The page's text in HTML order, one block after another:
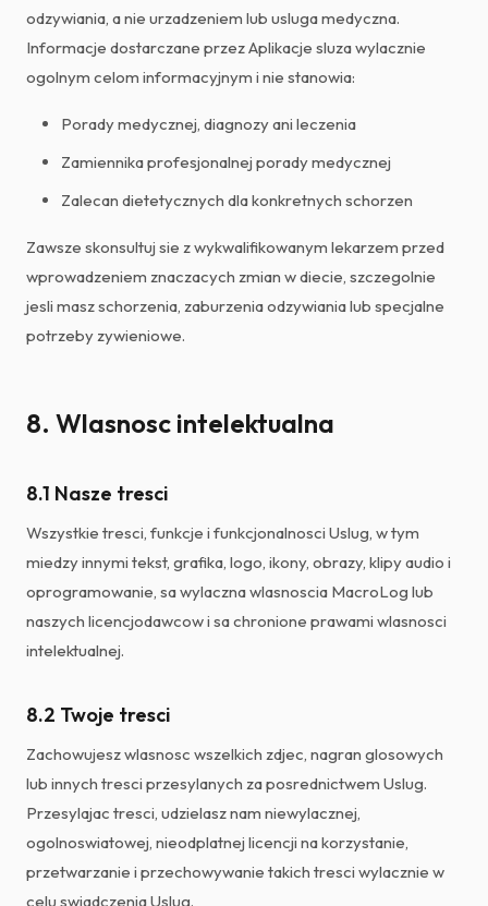
odzywiania, a nie urzadzeniem lub usluga medyczna.
Informacje dostarczane przez Aplikacje sluza wylacznie
ogolnym celom informacyjnym i nie stanowia:
Porady medycznej, diagnozy ani leczenia
Zamiennika profesjonalnej porady medycznej
Zalecan dietetycznych dla konkretnych schorzen
Zawsze skonsultuj sie z wykwalifikowanym lekarzem przed
wprowadzeniem znaczacych zmian w diecie, szczegolnie
jesli masz schorzenia, zaburzenia odzywiania lub specjalne
potrzeby zywieniowe.
8. Wlasnosc intelektualna
8.1 Nasze tresci
Wszystkie tresci, funkcje i funkcjonalnosci Uslug, w tym
miedzy innymi tekst, grafika, logo, ikony, obrazy, klipy audio i
oprogramowanie, sa wylaczna wlasnoscia MacroLog lub
naszych licencjodawcow i sa chronione prawami wlasnosci
intelektualnej.
8.2 Twoje tresci
Zachowujesz wlasnosc wszelkich zdjec, nagran glosowych
lub innych tresci przesylanych za posrednictwem Uslug.
Przesylajac tresci, udzielasz nam niewylacznej,
ogolnoswiatowej, nieodplatnej licencji na korzystanie,
przetwarzanie i przechowywanie takich tresci wylacznie w
celu swiadczenia Uslug.